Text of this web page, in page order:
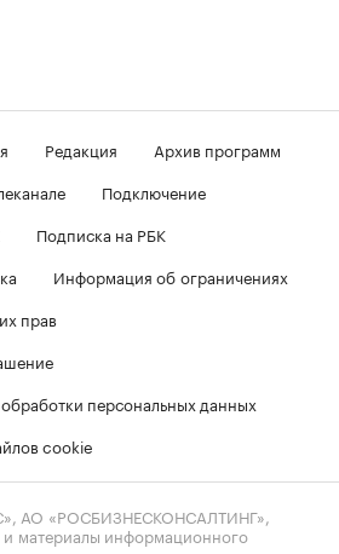
Редакция
Архив программ
Подключение
Подписка на РБК
Информация об ограничениях
прав
персональных данных
cookie
АО «РОСБИЗНЕСКОНСАЛТИНГ»,
материалы информационного